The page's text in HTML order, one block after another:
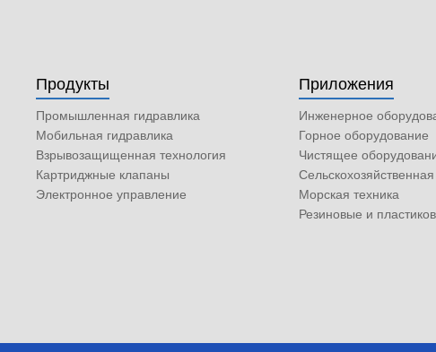
Продукты
Промышленная гидравлика
Мобильная гидравлика
Взрывозащищенная технология
Картриджные клапаны
Электронное управление
Приложения
Инженерное
Горное оборудование
Чистящее
Сельскохозяйственная
Морская техника
Резиновые и